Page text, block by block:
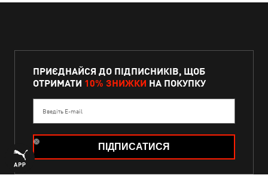
ПРИЄДНАЙСЯ ДО ПІДПИСНИКІВ, ЩОБ
ОТРИМАТИ 10% ЗНИЖКИ НА ПОКУПКУ
Введіть E-mail
ПІДПИСАТИСЯ